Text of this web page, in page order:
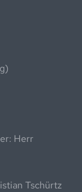
Herr
Tschürtz